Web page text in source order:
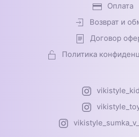
Оплата
Возврат и
Договор
Политика